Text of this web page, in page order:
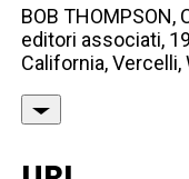
BOB THOMPSON,
editori associati,
California, Vercelli,